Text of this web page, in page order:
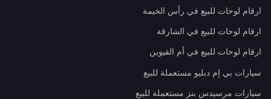
ارقام لوحات للبيع في رأس الخيمة
ارقام لوحات للبيع في الشارقة
ارقام لوحات للبيع في أم القيوين
سيارات بي إم دبليو مستعملة للبيع
سيارات مرسيدس بنز مستعملة للبيع